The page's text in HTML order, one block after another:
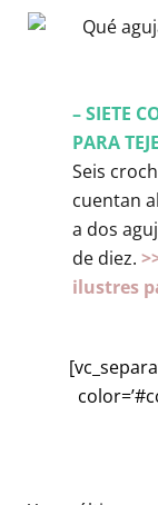
– SIETE
PARA
Seis
cuentan
a dos
de diez.
ilustres